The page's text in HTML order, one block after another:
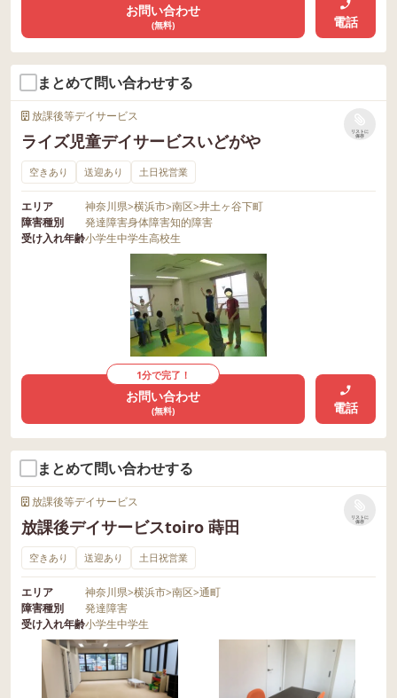
お問い合わせ
(無料) 電話
まとめて問い合わせする
放課後等デイサービス
ライズ児童デイサービスいどがや
リストに
保存
空きあり 送迎あり 土日祝営業
エリア 神奈川県>横浜市>南区>井土ヶ谷下町
障害種別
発達障害身体障害知的障害
受け入れ年齢小学生中学生高校生
1分で完了！
お問い合わせ
(無料) 電話
まとめて問い合わせする
放課後等デイサービス
放課後デイサービスtoiro 蒔田
リストに
保存
空きあり 送迎あり 土日祝営業
エリア 神奈川県>横浜市>南区>通町
障害種別
発達障害
受け入れ年齢小学生中学生